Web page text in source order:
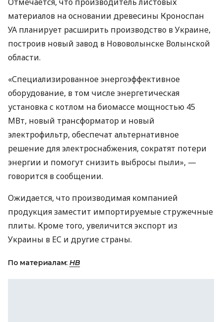
материалов на основании древесины Кроноспан
УА планирует расширить производство в Украине,
построив новый завод в Нововолынске Волынской
области.
«Специализированное энергоэффективное
оборудование, в том числе энергетическая
установка с котлом на биомассе мощностью 45
МВт, новый трансформатор и новый
электрофильтр, обеспечат альтернативное
решение для электроснабжения, сократят потери
энергии и помогут снизить выбросы пыли», —
говорится в сообщении.
Ожидается, что производимая компанией
продукция заместит импортируемые стружечные
плиты. Кроме того, увеличится экспорт из
Украины в ЕС и другие страны.
По материалам: НВ